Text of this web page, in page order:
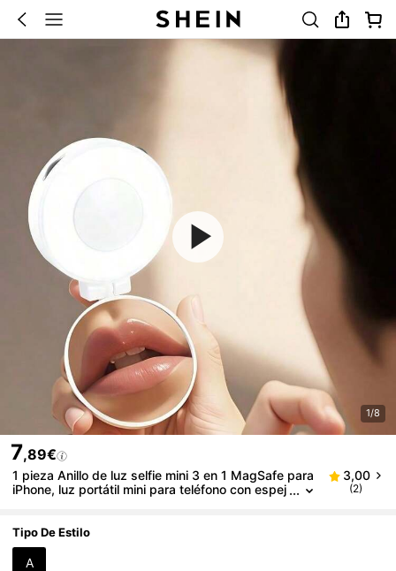
1/8
7,89€
1 pieza Anillo de luz selfie mini 3 en 1 MagSafe para
iPhone, luz portátil mini para teléfono con espej
3,00
(2)
Tipo De Estilo
A